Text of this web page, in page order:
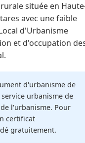
située en
avec une faible
d'Urbanisme
et d'occupation
d'urbanisme de
urbanisme de
l'urbanisme. Pour
certificat
gratuitement.